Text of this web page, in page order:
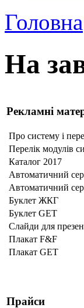
Головна
На
Рекламні
Про систему і
Перелік модулів
Каталог 2017
Автоматичний
Автоматичний
Буклет ЖКГ
Буклет GET
Слайди для
Плакат F&F
Плакат GET
Прайси